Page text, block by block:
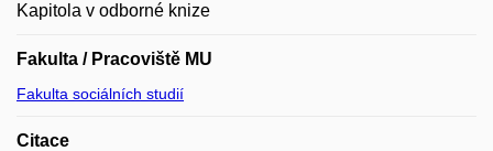
Kapitola v odborné knize
Fakulta / Pracoviště MU
Fakulta sociálních studií
Citace